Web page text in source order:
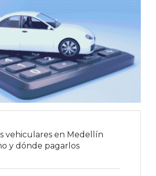
vehiculares en Medellín
y dónde pagarlos